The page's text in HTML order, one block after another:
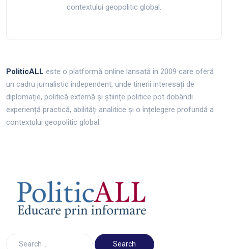
contextului geopolitic global.
PoliticALL este o platformă online lansată în 2009 care oferă
un cadru jurnalistic independent, unde tinerii interesați de
diplomație, politică externă și științe politice pot dobândi
experiență practică, abilități analitice și o înțelegere profundă a
contextului geopolitic global.